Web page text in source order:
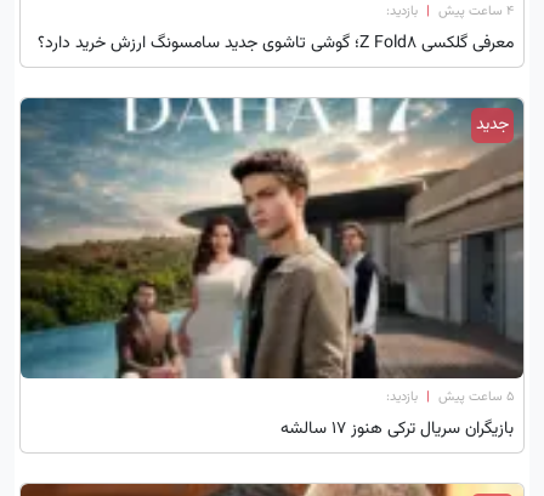
۴ ساعت پیش | بازدید:
معرفی گلکسی Z Fold8؛ گوشی تاشوی جدید سامسونگ ارزش خرید دارد؟
جدید
۵ ساعت پیش | بازدید:
بازیگران سریال ترکی هنوز ۱۷ سالشه